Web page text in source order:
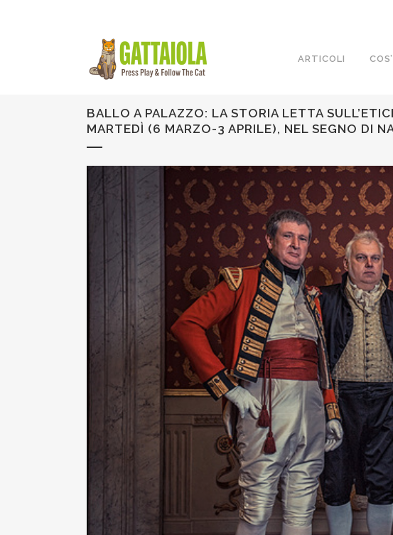
ARTICOLI
BALLO A PALAZZO: LA STORIA LETTA
MARTEDÌ (6 MARZO-3 APRILE), NEL SEGNO DI